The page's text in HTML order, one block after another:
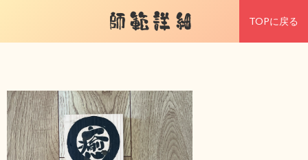
師範詳細 TOPに戻る